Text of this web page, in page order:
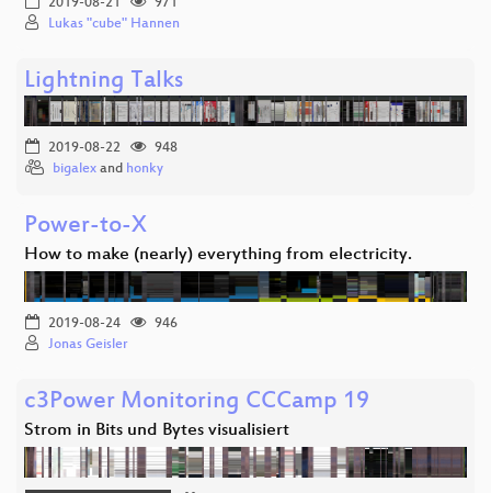
2019-08-21
971
Lukas "cube" Hannen
Lightning Talks
2019-08-22
948
bigalex and honky
Power-to-X
How to make (nearly) everything from electricity.
2019-08-24
946
Jonas Geisler
c3Power Monitoring CCCamp 19
Strom in Bits und Bytes visualisiert